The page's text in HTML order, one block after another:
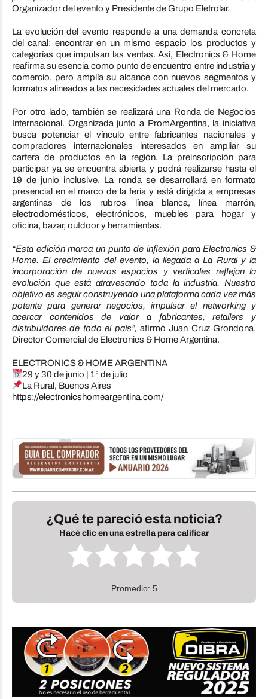
Organizador del evento y Presidente de Grupo Eletrolar.
La evolución del evento responde a una demanda concreta
del canal: encontrar en un mismo espacio los productos y
categorías que impulsan las ventas. Así, Electronics & Home
reafirma su esencia como punto de encuentro entre industria y
comercio, pero amplía su alcance con nuevos segmentos y
formatos alineados a las necesidades actuales del mercado.
Por otro lado, también se realizará una Ronda de Negocios
Internacional. Organizada junto a PromArgentina, la iniciativa
busca potenciar el vínculo entre fabricantes nacionales y
compradores internacionales interesados en ampliar su
cartera de productos en la región. La preinscripción para
participar ya se encuentra abierta y podrá realizarse hasta el
19 de junio inclusive. La ronda se desarrollará en formato
presencial en el marco de la feria y está dirigida a empresas
argentinas de los rubros línea blanca, línea marrón,
electrodomésticos, electrónicos, muebles para hogar y
oficina, bazar, outdoor y herramientas.
“Esta edición marca un punto de inflexión para Electronics &
Home. El crecimiento del evento, la llegada a La Rural y la
incorporación de nuevos espacios y verticales reflejan la
evolución que está atravesando toda la industria. Nuestro
objetivo es seguir construyendo una plataforma cada vez más
potente para generar negocios, impulsar el networking y
acercar contenidos de valor a fabricantes, retailers y
distribuidores de todo el país”, afirmó Juan Cruz Grondona,
Director Comercial de Electronics & Home Argentina.
ELECTRONICS & HOME ARGENTINA
29 y 30 de junio | 1° de julio
La Rural, Buenos Aires
https://electronicshomeargentina.com/
¿Qué te pareció esta noticia?
Hacé clic en una estrella para calificar
Promedio: 5